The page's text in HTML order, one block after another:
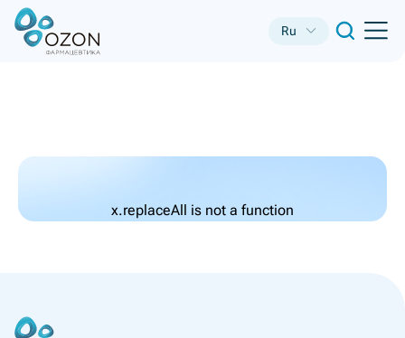
Ru
x.replaceAll is not a function